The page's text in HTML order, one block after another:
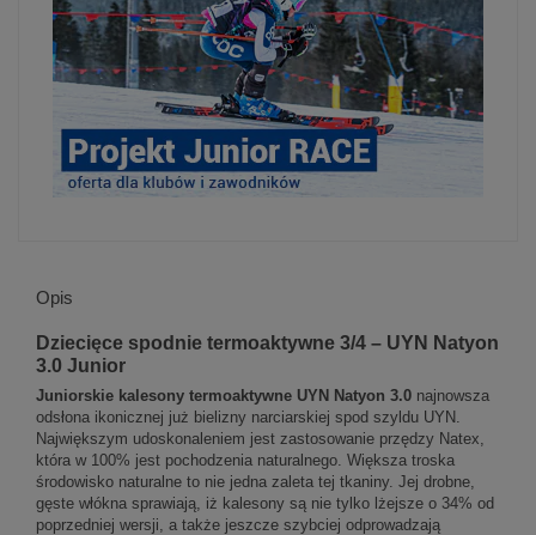
Opis
Dziecięce spodnie termoaktywne 3/4 – UYN Natyon
3.0 Junior
Juniorskie kalesony termoaktywne UYN Natyon 3.0 najnowsza
odsłona ikonicznej już bielizny narciarskiej spod szyldu UYN.
Największym udoskonaleniem jest zastosowanie przędzy Natex,
która w 100% jest pochodzenia naturalnego. Większa troska
środowisko naturalne to nie jedna zaleta tej tkaniny. Jej drobne,
gęste włókna sprawiają, iż kalesony są nie tylko lżejsze o 34% od
poprzedniej wersji, a także jeszcze szybciej odprowadzają